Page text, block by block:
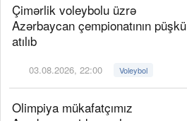
Çimərlik voleybolu üzrə
Azərbaycan çempionatının püşkü
atılıb
03.08.2026, 22:00 Voleybol
Olimpiya mükafatçımız